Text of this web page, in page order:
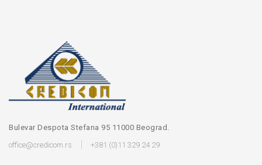
Bulevar Despota Stefana 95 11000 Beograd.
office@credicom.rs
+381 (0)11 329 24 29